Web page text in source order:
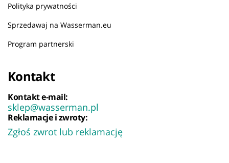
Polityka prywatności
Sprzedawaj na Wasserman.eu
Program partnerski
Kontakt
Kontakt e-mail:
sklep@wasserman.pl
Reklamacje i zwroty:
Zgłoś zwrot lub reklamację